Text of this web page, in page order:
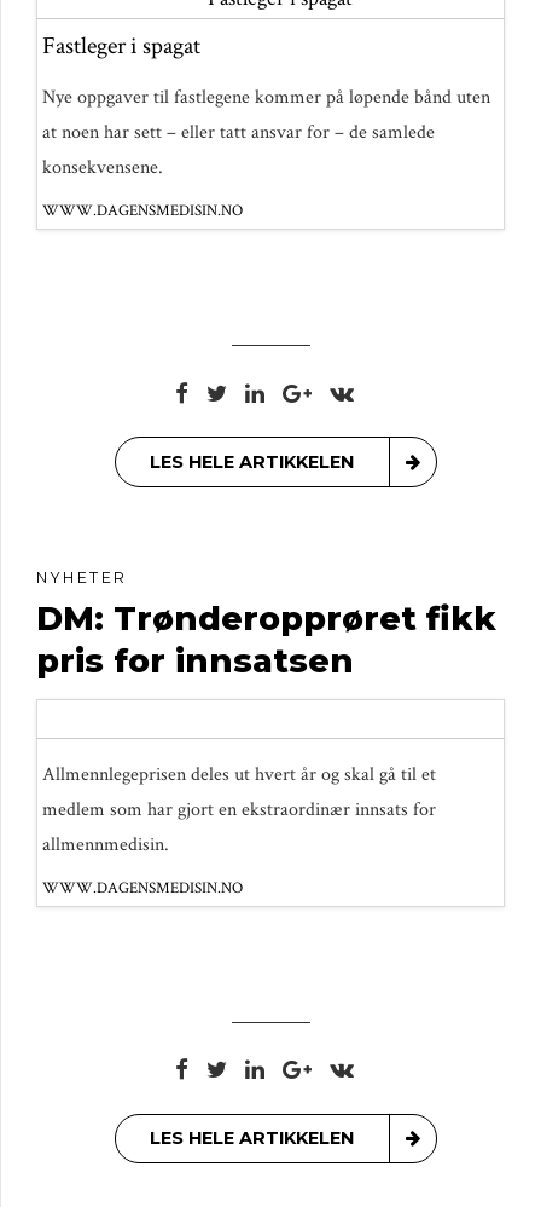
Fastleger i spagat
Nye oppgaver til fastlegene kommer på løpende bånd uten
at noen har sett – eller tatt ansvar for – de samlede
konsekvensene.
WWW.DAGENSMEDISIN.NO
LES HELE ARTIKKELEN
NYHETER
DM: Trønderopprøret fikk
pris for innsatsen
Allmennlegeprisen deles ut hvert år og skal gå til et
medlem som har gjort en ekstraordinær innsats for
allmennmedisin.
WWW.DAGENSMEDISIN.NO
LES HELE ARTIKKELEN